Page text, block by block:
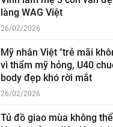
làng WAG Việt
26/02/2026
Mỹ nhân Việt "trẻ mãi
vì thẩm mỹ hỏng, U40
body đẹp khó rời mắt
26/02/2026
Tủ đồ giao mùa không